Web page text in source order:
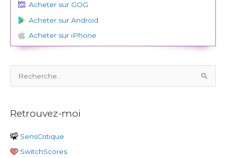
Acheter sur GOG
Acheter sur Android
Acheter sur iPhone
e
h
r
c
Retrouvez-moi
SensCritique
SwitchScores